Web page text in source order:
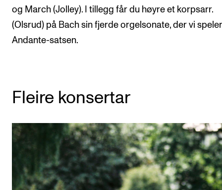
og March (Jolley). I tillegg får du høyre et korpsarr.
(Olsrud) på Bach sin fjerde orgelsonate, der vi speler
Andante-satsen.
Fleire konsertar